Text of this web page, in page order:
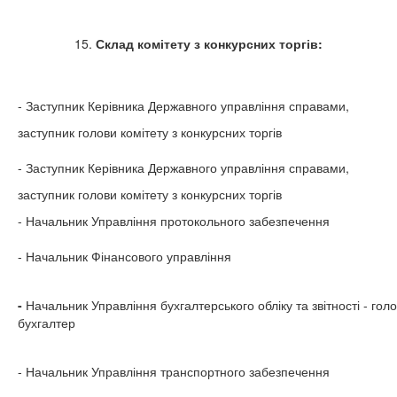
15. Склад комітету з конкурсних торгів:
- Заступник Керівника Державного управління справами,
заступник голови комітету з конкурсних торгів
- Заступник Керівника Державного управління справами,
заступник голови комітету з конкурсних торгів
- Начальник Управління протокольного забезпечення
- Начальник Фінансового управління
- Начальник Управління бухгалтерського обліку та звітності -
бухгалтер
- Начальник Управління транспортного забезпечення